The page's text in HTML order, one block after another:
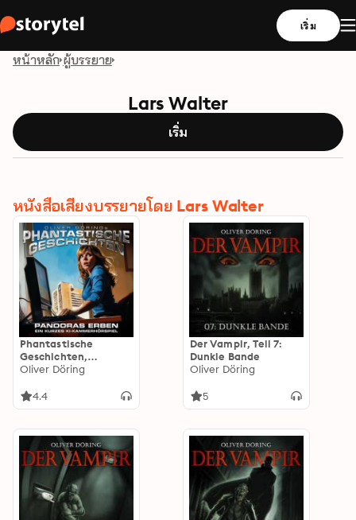
เริ่ม
หน้าหลัก ผู้บรรยาย
Lars Walter
เริ่ม
หนังสือเสียงบรรยายโดย Lars Walter
Phantastische
Geschichten,
Pandoras Erben - ein
Oliver Döring
4.4
Der Vampir, Teil 7:
Dunkle Bande
Oliver Döring
5